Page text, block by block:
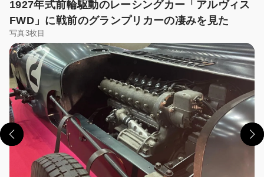
1927年式前輪駆動のレーシングカー「アルヴィス
FWD」に戦前のグランプリカーの凄みを見た
写真3枚目